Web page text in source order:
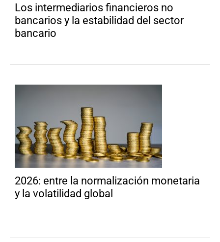
Los intermediarios financieros no
bancarios y la estabilidad del sector
bancario
2026: entre la normalización monetaria
y la volatilidad global